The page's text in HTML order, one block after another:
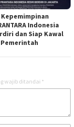
Kepemimpinan
Indonesia
dan Siap Kawal
wajib ditandai *